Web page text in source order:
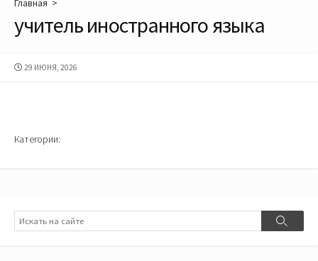
Главная >
учитель иностранного языка
ДАТА
29 ИЮНЯ, 2026
Категории:
Поиск
Поиск